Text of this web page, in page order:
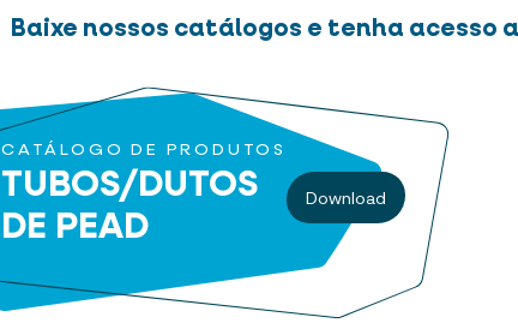
Baixe nossos catálogos e tenha acesso
CATÁLOGO DE PRODUTOS
TUBOS/DUTOS
DE PEAD
Download